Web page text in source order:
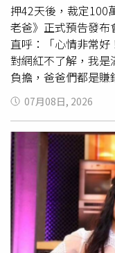
表示狄鶯只是個性直
她的想法，如果她沒
她的為人我很清楚
意措辭，避免出現
該說的話題就盡量
多說無益，你越解
起舞、無法搧風點
「住同棟不同層、
們住在同一棟、同
算是室友也會聊天
應。
押42天後，裁定100
老爸》正式預告發布
直呼：「心情非常
對網紅不了解，我
負擔，爸爸們都是賺
「很過癮！人生一
期風波而看比較開
時候走不通，要換
孫安佐喊話，放下
車載著兒子孫安佐
EQ笑著表示：「孫
寶貴。」但，被問
甚至直呼夫妻倆是
一句：「他我不熟
嘲。（圖／侯世駿攝
07月08日, 2026